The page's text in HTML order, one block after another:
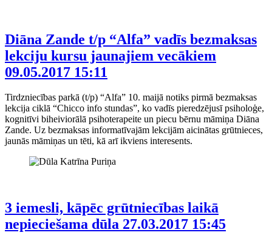
Diāna Zande t/p “Alfa” vadīs bezmaksas
lekciju kursu jaunajiem vecākiem
09.05.2017 15:11
Tirdzniecības parkā (t/p) “Alfa” 10. maijā notiks pirmā bezmaksas
lekcija ciklā “Chicco info stundas”, ko vadīs pieredzējusī psiholoģe,
kognitīvi biheiviorālā psihoterapeite un piecu bērnu māmiņa Diāna
Zande. Uz bezmaksas informatīvajām lekcijām aicinātas grūtnieces,
jaunās māmiņas un tēti, kā arī ikviens interesents.
3 iemesli, kāpēc grūtniecības laikā
nepieciešama dūla 27.03.2017 15:45